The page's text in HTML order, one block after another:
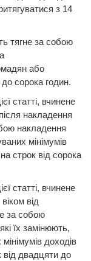
з 14
тягне за собою
або
сорока годин.
статті, вчинене
накладення
накладення
мінімумів
строк від сорока
статті, вчинене
від
за собою
їх замінюють,
доходів
від двадцяти до